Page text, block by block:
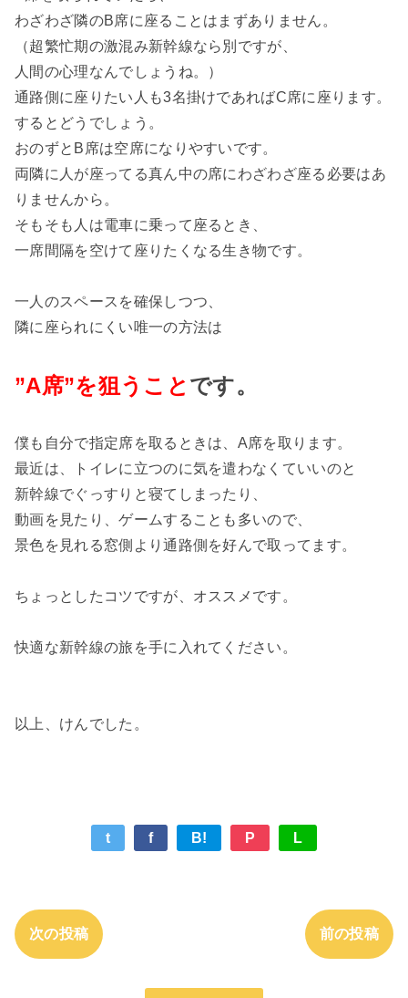
わざわざ隣のB席に座ることはまずありません。
（超繁忙期の激混み新幹線なら別ですが、
人間の心理なんでしょうね。）
通路側に座りたい人も3名掛けであればC席に座ります。
するとどうでしょう。
おのずとB席は空席になりやすいです。
両隣に人が座ってる真ん中の席にわざわざ座る必要はあ
りませんから。
そもそも人は電車に乗って座るとき、
一席間隔を空けて座りたくなる生き物です。
一人のスペースを確保しつつ、
隣に座られにくい唯一の方法は
”A席”を狙うこと です。
僕も自分で指定席を取るときは、A席を取ります。
最近は、トイレに立つのに気を遣わなくていいのと
新幹線でぐっすりと寝てしまったり、
動画を見たり、ゲームすることも多いので、
景色を見れる窓側より通路側を好んで取ってます。
ちょっとしたコツですが、オススメです。
快適な新幹線の旅を手に入れてください。
以上、けんでした。
t f B! P L
次の投稿 前の投稿